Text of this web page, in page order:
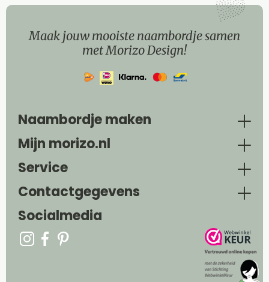
Maak jouw mooiste naambordje samen
met Morizo Design!
Naambordje maken
Mijn morizo.nl
Service
Contactgegevens
Socialmedia